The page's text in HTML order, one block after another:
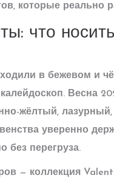
которые реально
что
в бежевом и
Весна
жёлтый,
уверенно
без перегруза.
— коллекция